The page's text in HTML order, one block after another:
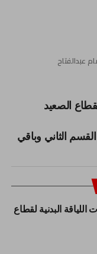
عبدالفتاح
الصعيد
القسم الثاني وباقي
اللياقة البدنية لقطاع